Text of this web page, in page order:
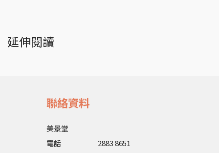
延伸閱讀
聯絡資料
美景堂
電話
2883 8651